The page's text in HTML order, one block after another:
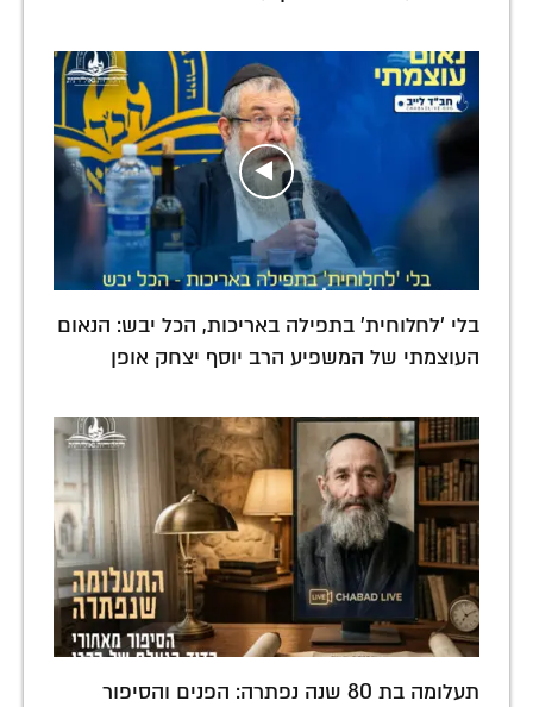
בלי 'לחלוחית' בתפילה באריכות, הכל יבש: הנאום
העוצמתי של המשפיע הרב יוסף יצחק אופן
תעלומה בת 80 שנה נפתרה: הפנים והסיפור